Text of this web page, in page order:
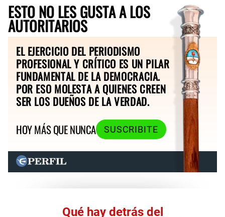
ESTO NO LES GUSTA A LOS
AUTORITARIOS
EL EJERCICIO DEL PERIODISMO
PROFESIONAL Y CRÍTICO ES UN PILAR
FUNDAMENTAL DE LA DEMOCRACIA.
POR ESO MOLESTA A QUIENES CREEN
SER LOS DUEÑOS DE LA VERDAD.
HOY MÁS QUE NUNCA
SUSCRIBITE
Qué hay detrás del